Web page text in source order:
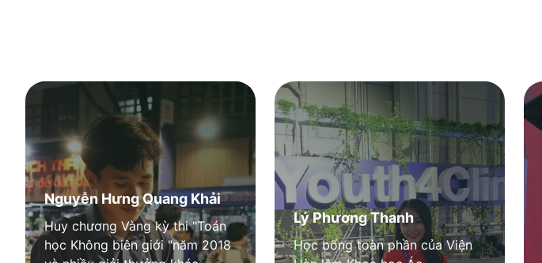
Nguyễn Hưng Quang Khải
Huy chương Vàng kỳ thi "Toán
học Không biên giới "năm 2018
Lý Phương Thanh
Học bổng toàn phần của Viện